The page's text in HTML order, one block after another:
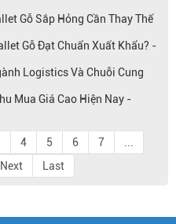
Gỗ Sắp Hỏng Cần Thay Thế
Gỗ Đạt Chuẩn Xuất Khẩu? -
Logistics Và Chuỗi Cung
Mua Giá Cao Hiện Nay -
4 5 6 7
Next Last